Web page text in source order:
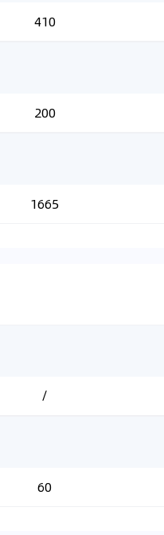
410
200
1665
/
60